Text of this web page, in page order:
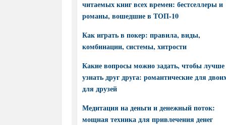
читаемых книг всех времен: бестселлеры и
романы, вошедшие в ТОП-10
Как играть в покер: правила, виды,
комбинации, системы, хитрости
Какие вопросы можно задать, чтобы лучше
узнать друг друга: романтические для
для друзей
Медитация на деньги и денежный поток:
мощная техника для привлечения денег